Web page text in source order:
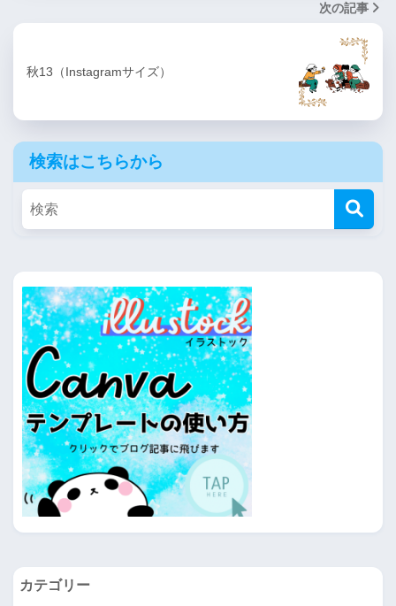
次の記事
秋13（Instagramサイズ）
検索はこちらから
カテゴリー